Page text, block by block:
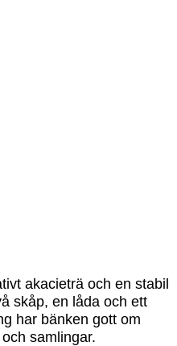
akacieträ och en stabil
skåp, en låda och ett
har bänken gott om
samlingar.